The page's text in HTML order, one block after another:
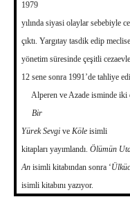
1979
yılında siyasi olaylar sebebiyle
çıktı. Yargıtay tasdik edip
yönetim süresinde çeşitli
12 sene sonra 1991’de tahliye
Alperen ve Azade isminde iki
Bir
Yürek Sevgi veKöle isimli
kitapları yayımlandı.Ölümün
An isimli kitabından sonra ‘
isimli kitabını yazıyor.